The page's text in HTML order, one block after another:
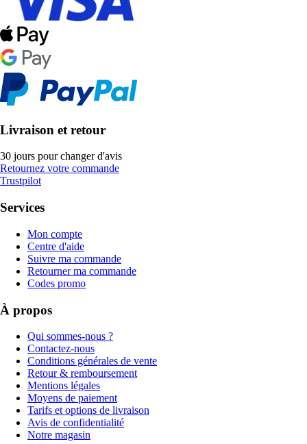
Livraison et retour
30 jours pour changer d'avis
Retournez votre commande
Trustpilot
Services
Mon compte
Centre d'aide
Suivre ma commande
Retourner ma commande
Codes promo
À propos
Qui sommes-nous ?
Contactez-nous
Conditions générales de vente
Retour & remboursement
Mentions légales
Moyens de paiement
Tarifs et options de livraison
Avis de confidentialité
Notre magasin